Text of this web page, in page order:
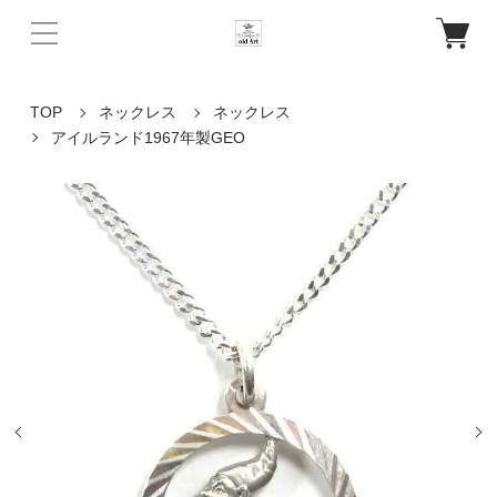
TOP ネックレス
ネックレス
アイルランド1967年製GEO